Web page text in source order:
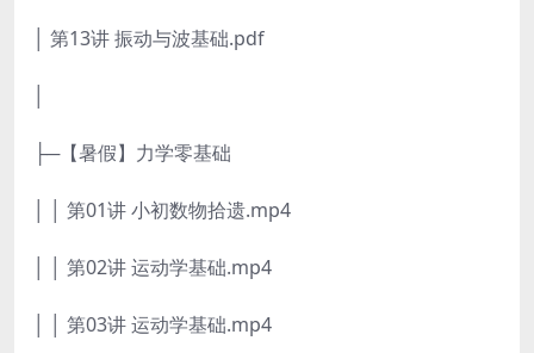
│ 第13讲 振动与波基础.pdf
├─【暑假】力学零基础
│ │ 第01讲 小初数物拾遗.mp4
│ │ 第02讲 运动学基础.mp4
│ │ 第03讲 运动学基础.mp4